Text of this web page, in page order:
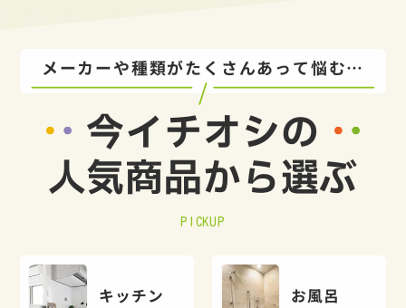
メーカーや種類がたくさんあって悩む…
今イチオシの
人気商品から選ぶ
PICKUP
キッチン お風呂